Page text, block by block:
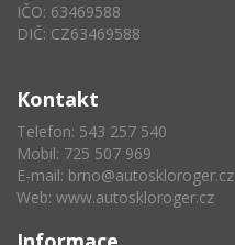
IČO: 63469588
DIČ: CZ63469588
Kontakt
Telefon: 543 257 540
Mobil: 725 507 969
E-mail: brno@autoskloroger.cz
Web: www.autoskloroger.cz